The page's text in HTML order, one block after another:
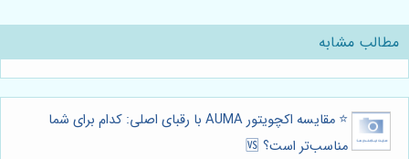
مطالب مشابه
⭐️ مقایسه اکچویتور AUMA با رقبای اصلی: کدام برای شما
مناسب‌تر است؟ 🆚